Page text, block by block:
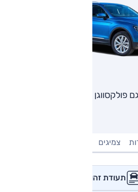
פולקסווגן טיגואן
צמיגים
תעודת זהות